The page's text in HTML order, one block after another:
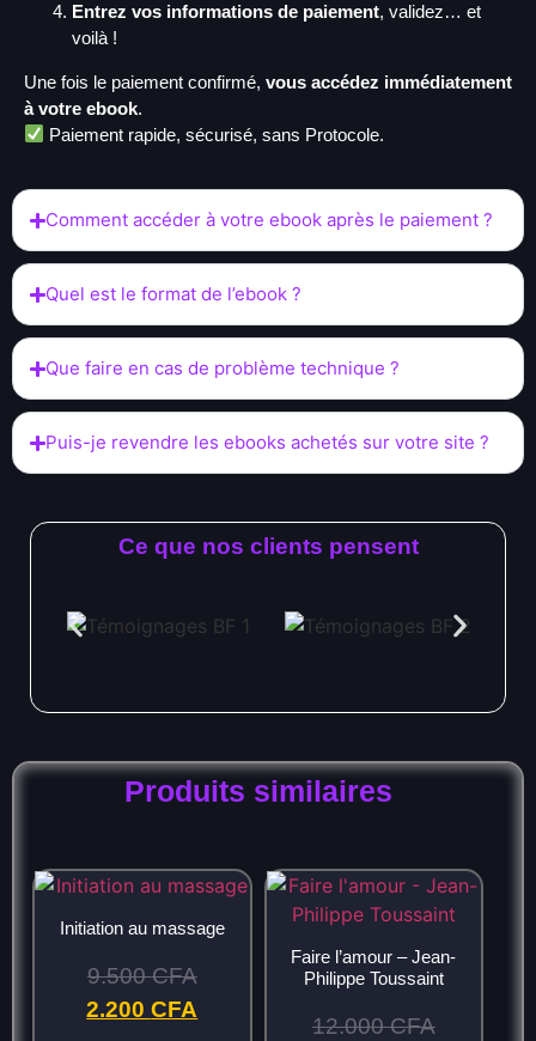
Entrez vos informations de paiement, validez… et
voilà !
Une fois le paiement confirmé, vous accédez immédiatement
à votre ebook.
Paiement rapide, sécurisé, sans Protocole.
Comment accéder à votre ebook après le paiement ?
Quel est le format de l’ebook ?
Que faire en cas de problème technique ?
Puis-je revendre les ebooks achetés sur votre site ?
Ce que nos clients pensent
Produits similaires
Initiation au massage
9.500CFA
2.200CFA
Faire l’amour – Jean-
Philippe Toussaint
12.000CFA